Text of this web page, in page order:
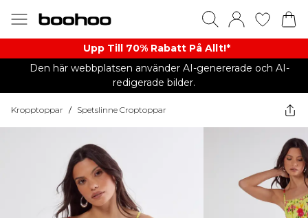
Upp Till 70% Rabatt På Allt!*
Den här webbplatsen använder AI-genererade och AI-
redigerade bilder.
Kropptoppar / Spetslinne Croptoppar